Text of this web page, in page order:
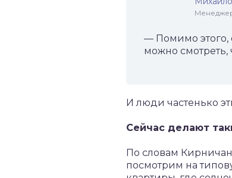
— Помимо этого,
можно смотреть,
И люди частенько
Сейчас делают
По словам
посмотрим на